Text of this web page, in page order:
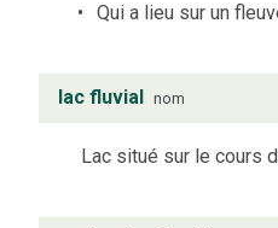
Qui a lieu sur un
lac fluvial nom
Lac situé sur le cours